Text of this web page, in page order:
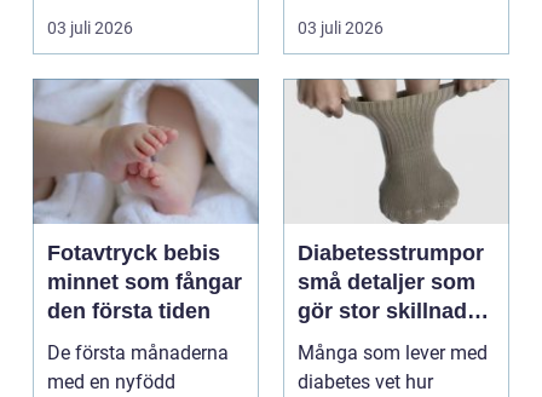
sämre, humör...
03 juli 2026
människa kan ha.
Varje år dr...
03 juli 2026
Fotavtryck bebis
minnet som fångar
den första tiden
De första månaderna
med en nyfödd
Diabetesstrumpor
små detaljer som
gör stor skillnad
för känsliga fötter
Många som lever med
diabetes vet hur